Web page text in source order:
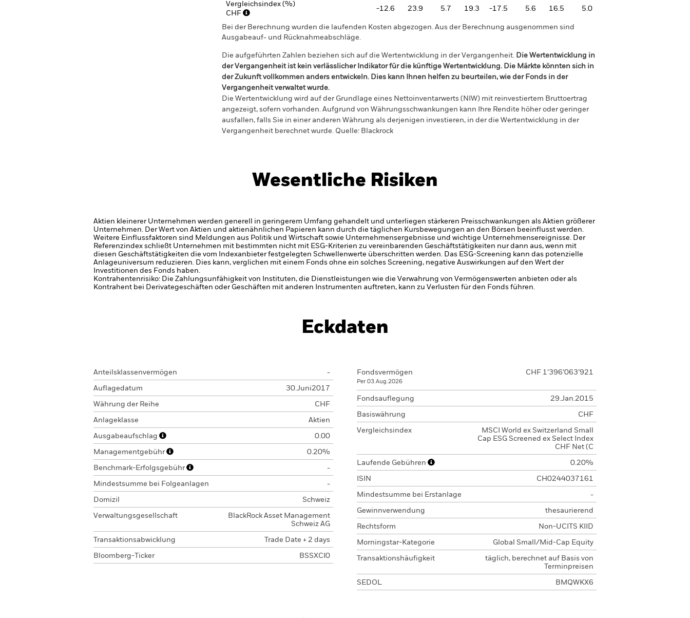
Vergleichsindex (%)
CHF
-12.6 23.9 5.7 19.3 -17.5 5.6 16.5 5.0
Bei der Berechnung wurden die laufenden Kosten abgezogen. Aus der Berechnung ausgenommen sind
Ausgabeauf- und Rücknahmeabschläge.
Die aufgeführten Zahlen beziehen sich auf die Wertentwicklung in der Vergangenheit. Die Wertentwicklung in
der Vergangenheit ist kein verlässlicher Indikator für die künftige Wertentwicklung. Die Märkte könnten sich in
der Zukunft vollkommen anders entwickeln. Dies kann Ihnen helfen zu beurteilen, wie der Fonds in der
Vergangenheit verwaltet wurde.
Die Wertentwicklung wird auf der Grundlage eines Nettoinventarwerts (NIW) mit reinvestiertem Bruttoertrag
angezeigt, sofern vorhanden. Aufgrund von Währungsschwankungen kann Ihre Rendite höher oder geringer
ausfallen, falls Sie in einer anderen Währung als derjenigen investieren, in der die Wertentwicklung in der
Vergangenheit berechnet wurde. Quelle: Blackrock
Wesentliche Risiken
Aktien kleinerer Unternehmen werden generell in geringerem Umfang gehandelt und unterliegen stärkeren Preisschwankungen als Aktien größerer
Unternehmen. Der Wert von Aktien und aktienähnlichen Papieren kann durch die täglichen Kursbewegungen an den Börsen beeinflusst werden.
Weitere Einflussfaktoren sind Meldungen aus Politik und Wirtschaft sowie Unternehmensergebnisse und wichtige Unternehmensereignisse. Der
Referenzindex schließt Unternehmen mit bestimmten nicht mit ESG-Kriterien zu vereinbarenden Geschäftstätigkeiten nur dann aus, wenn mit
diesen Geschäftstätigkeiten die vom Indexanbieter festgelegten Schwellenwerte überschritten werden. Das ESG-Screening kann das potenzielle
Anlageuniversum reduzieren. Dies kann, verglichen mit einem Fonds ohne ein solches Screening, negative Auswirkungen auf den Wert der
Investitionen des Fonds haben.
Kontrahentenrisiko: Die Zahlungsunfähigkeit von Instituten, die Dienstleistungen wie die Verwahrung von Vermögenswerten anbieten oder als
Kontrahent bei Derivategeschäften oder Geschäften mit anderen Instrumenten auftreten, kann zu Verlusten für den Fonds führen.
Eckdaten
Anteilsklassenvermögen -
Auflagedatum 30.Juni2017
Währung der Reihe CHF
Anlageklasse Aktien
Ausgabeaufschlag 0.00
Managementgebühr 0.20%
Benchmark-Erfolgsgebühr -
Mindestsumme bei Folgeanlagen -
Domizil Schweiz
Verwaltungsgesellschaft
BlackRock Asset Management
Schweiz AG
Transaktionsabwicklung Trade Date + 2 days
Bloomberg-Ticker BSSXCI0
Fondsvermögen
Per 03.Aug.2026
CHF 1’396’063’921
Fondsauflegung 29.Jan.2015
Basiswährung CHF
Vergleichsindex
MSCI World ex Switzerland Small
Cap ESG Screened ex Select Index
CHF Net (C
Laufende Gebühren 0.20%
ISIN CH0244037161
Mindestsumme bei Erstanlage -
Gewinnverwendung thesaurierend
Rechtsform Non-UCITS KIID
Morningstar-Kategorie Global Small/Mid-Cap Equity
Transaktionshäufigkeit
täglich, berechnet auf Basis von
Terminpreisen
SEDOL BMQWKX6